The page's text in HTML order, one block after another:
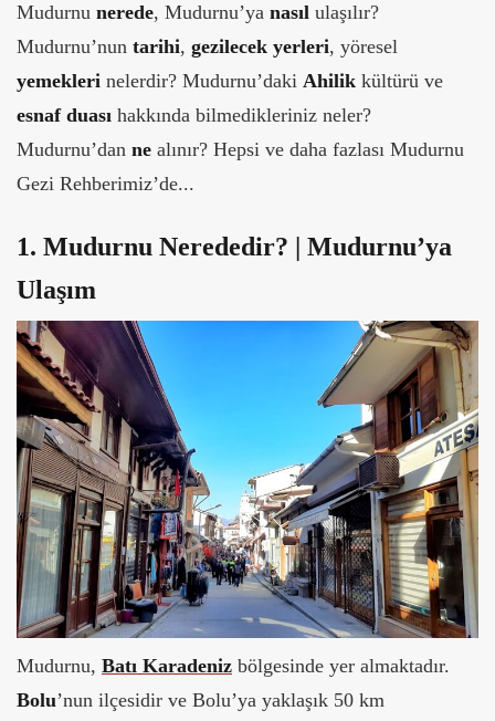
Mudurnu nerede, Mudurnu’ya nasıl ulaşılır?
Mudurnu’nun tarihi, gezilecek yerleri, yöresel
yemekleri nelerdir? Mudurnu’daki Ahilik kültürü ve
esnaf duası hakkında bilmedikleriniz neler?
Mudurnu’dan ne alınır? Hepsi ve daha fazlası Mudurnu
Gezi Rehberimiz’de...
1. Mudurnu Nerededir? | Mudurnu’ya
Ulaşım
Mudurnu, Batı Karadeniz bölgesinde yer almaktadır.
Bolu’nun ilçesidir ve Bolu’ya yaklaşık 50 km